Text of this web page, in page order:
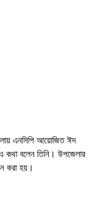
এনসিপি আয়োজিত ঈদ
কথা বলেন তিনি। উপজেলার
করা হয়।